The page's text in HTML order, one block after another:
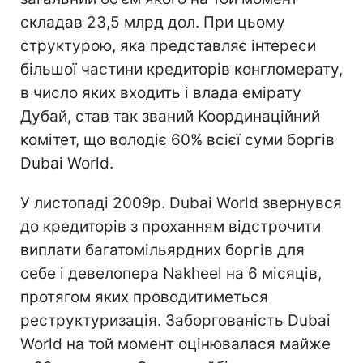
складав 23,5 млрд дол. При цьому
структурою, яка представляє інтереси
більшої частини кредиторів конгломерату,
в число яких входить і влада емірату
Дубай, став так званий Координаційний
комітет, що володіє 60% всієї суми боргів
Dubai World.
У листопаді 2009р. Dubai World звернувся
до кредиторів з проханням відстрочити
виплати багатомільярдних боргів для
себе і девелопера Nakheel на 6 місяців,
протягом яких проводитиметься
реструктуризація. Заборгованість Dubai
World на той момент оцінювалася майже